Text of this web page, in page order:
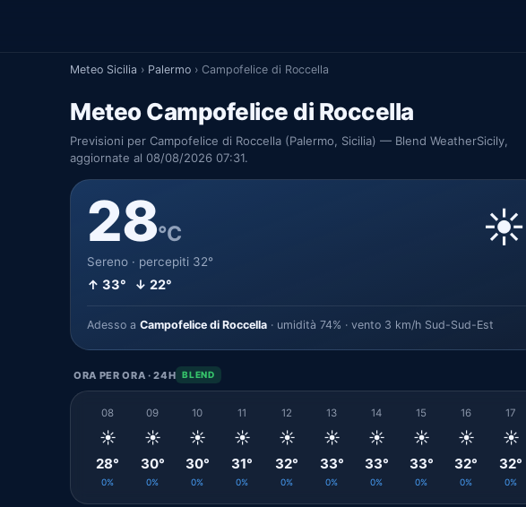
Meteo Sicilia › Palermo › Campofelice di Roccella
Meteo Campofelice di Roccella
Previsioni per Campofelice di Roccella (Palermo, Sicilia) — Blend WeatherSicily,
aggiornate al 08/08/2026 07:31.
28°C
Sereno · percepiti 32°
↑ 33° ↓ 22°
☀️
Adesso a Campofelice di Roccella · umidità 74% · vento 3 km/h Sud-Sud-Est
ORA PER ORA · 24H BLEND
08
☀️
28°
0%
09
☀️
30°
0%
10
☀️
30°
0%
11
☀️
31°
0%
12
☀️
32°
0%
13
☀️
33°
0%
14
☀️
33°
0%
15
☀️
33°
0%
16
☀️
32°
0%
17
☀️
32°
0%